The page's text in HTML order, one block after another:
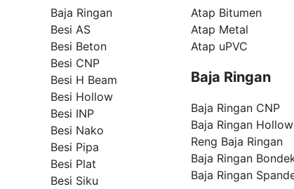
Baja Ringan
Besi AS
Besi Beton
Besi CNP
Besi H Beam
Besi Hollow
Besi INP
Besi Nako
Besi Pipa
Besi Plat
Besi Siku
Atap Bitumen
Atap Metal
Atap uPVC
Baja Ringan
Baja Ringan CNP
Baja Ringan Hollow
Reng Baja Ringan
Baja Ringan
Baja Ringan